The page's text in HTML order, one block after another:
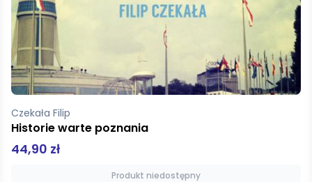
pz
KKS Lech Poznań KMP 2022/1 mk
45,00 zł
Produkt niedostępny